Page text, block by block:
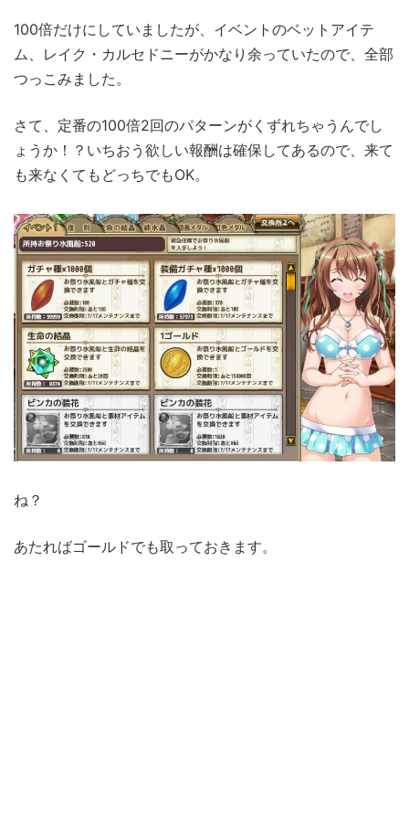
100倍だけにしていましたが、イベントのベットアイテ
ム、レイク・カルセドニーがかなり余っていたので、全部
つっこみました。
さて、定番の100倍2回のパターンがくずれちゃうんでし
ょうか！？いちおう欲しい報酬は確保してあるので、来て
も来なくてもどっちでもOK。
ね？
あたればゴールドでも取っておきます。